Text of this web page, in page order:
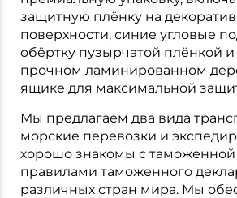
защитную плёнку на
поверхности, синие угловые
обёртку пузырчатой плёнкой
прочном ламинированном
ящике для максимальной
Мы предлагаем два вида
морские перевозки и
хорошо знакомы с таможенной
правилами таможенного
различных стран мира. Мы